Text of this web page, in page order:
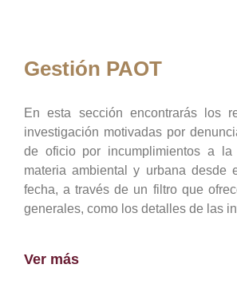
Gestión PAOT
En esta sección encontrarás los
investigación motivadas por
de oficio por incumplimientos a la
materia ambiental y urbana desde
fecha, a través de un filtro que
generales, como los detalles de las
Ver más